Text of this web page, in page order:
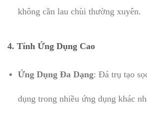
không cần lau chùi thường xuyên.
4. Tính Ứng Dụng Cao
Ứng Dụng Đa Dạng: Đá trụ tạo
dụng trong nhiều ứng dụng khác